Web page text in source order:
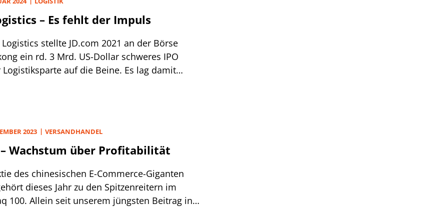
nur mit dünnen Umsätzen gehandelt,
Papier seit seinem Traumdebüt im
eingebüßt hat.
– Es fehlt der Impuls
Logistics stellte JD.com 2021 an der Börse
ein rd. 3 Mrd. US-Dollar schweres IPO
Logistiksparte auf die Beine. Es lag damit
2023 VERSANDHANDEL
– Wachstum über Profitabilität
des chinesischen E-Commerce-Giganten
dieses Jahr zu den Spitzenreitern im
100. Allein seit unserem jüngsten Beitrag in